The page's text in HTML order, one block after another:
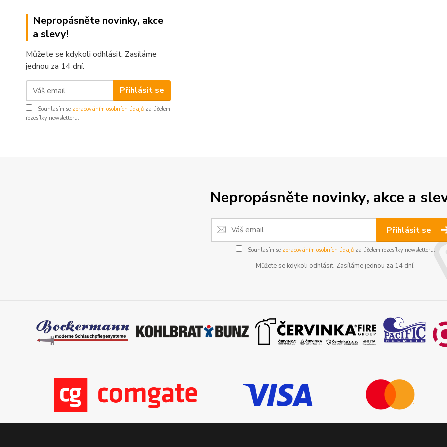
Nepropásněte novinky, akce
a slevy!
Můžete se kdykoli odhlásit. Zasíláme
jednou za 14 dní.
Přihlásit se
Souhlasím se zpracováním osobních údajů za účelem
rozesílky newsletteru.
Nepropásněte novinky, akce a
Přihlásit se
Souhlasím se zpracováním osobních údajůza účelem rozesílky newsletteru.
Můžete se kdykoli odhlásit. Zasíláme jednou za 14 dní.